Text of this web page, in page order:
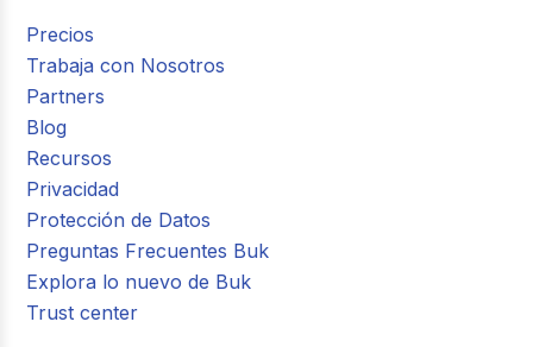
Precios
Trabaja con Nosotros
Partners
Blog
Recursos
Privacidad
Protección de Datos
Preguntas Frecuentes Buk
Explora lo nuevo de Buk
Trust center